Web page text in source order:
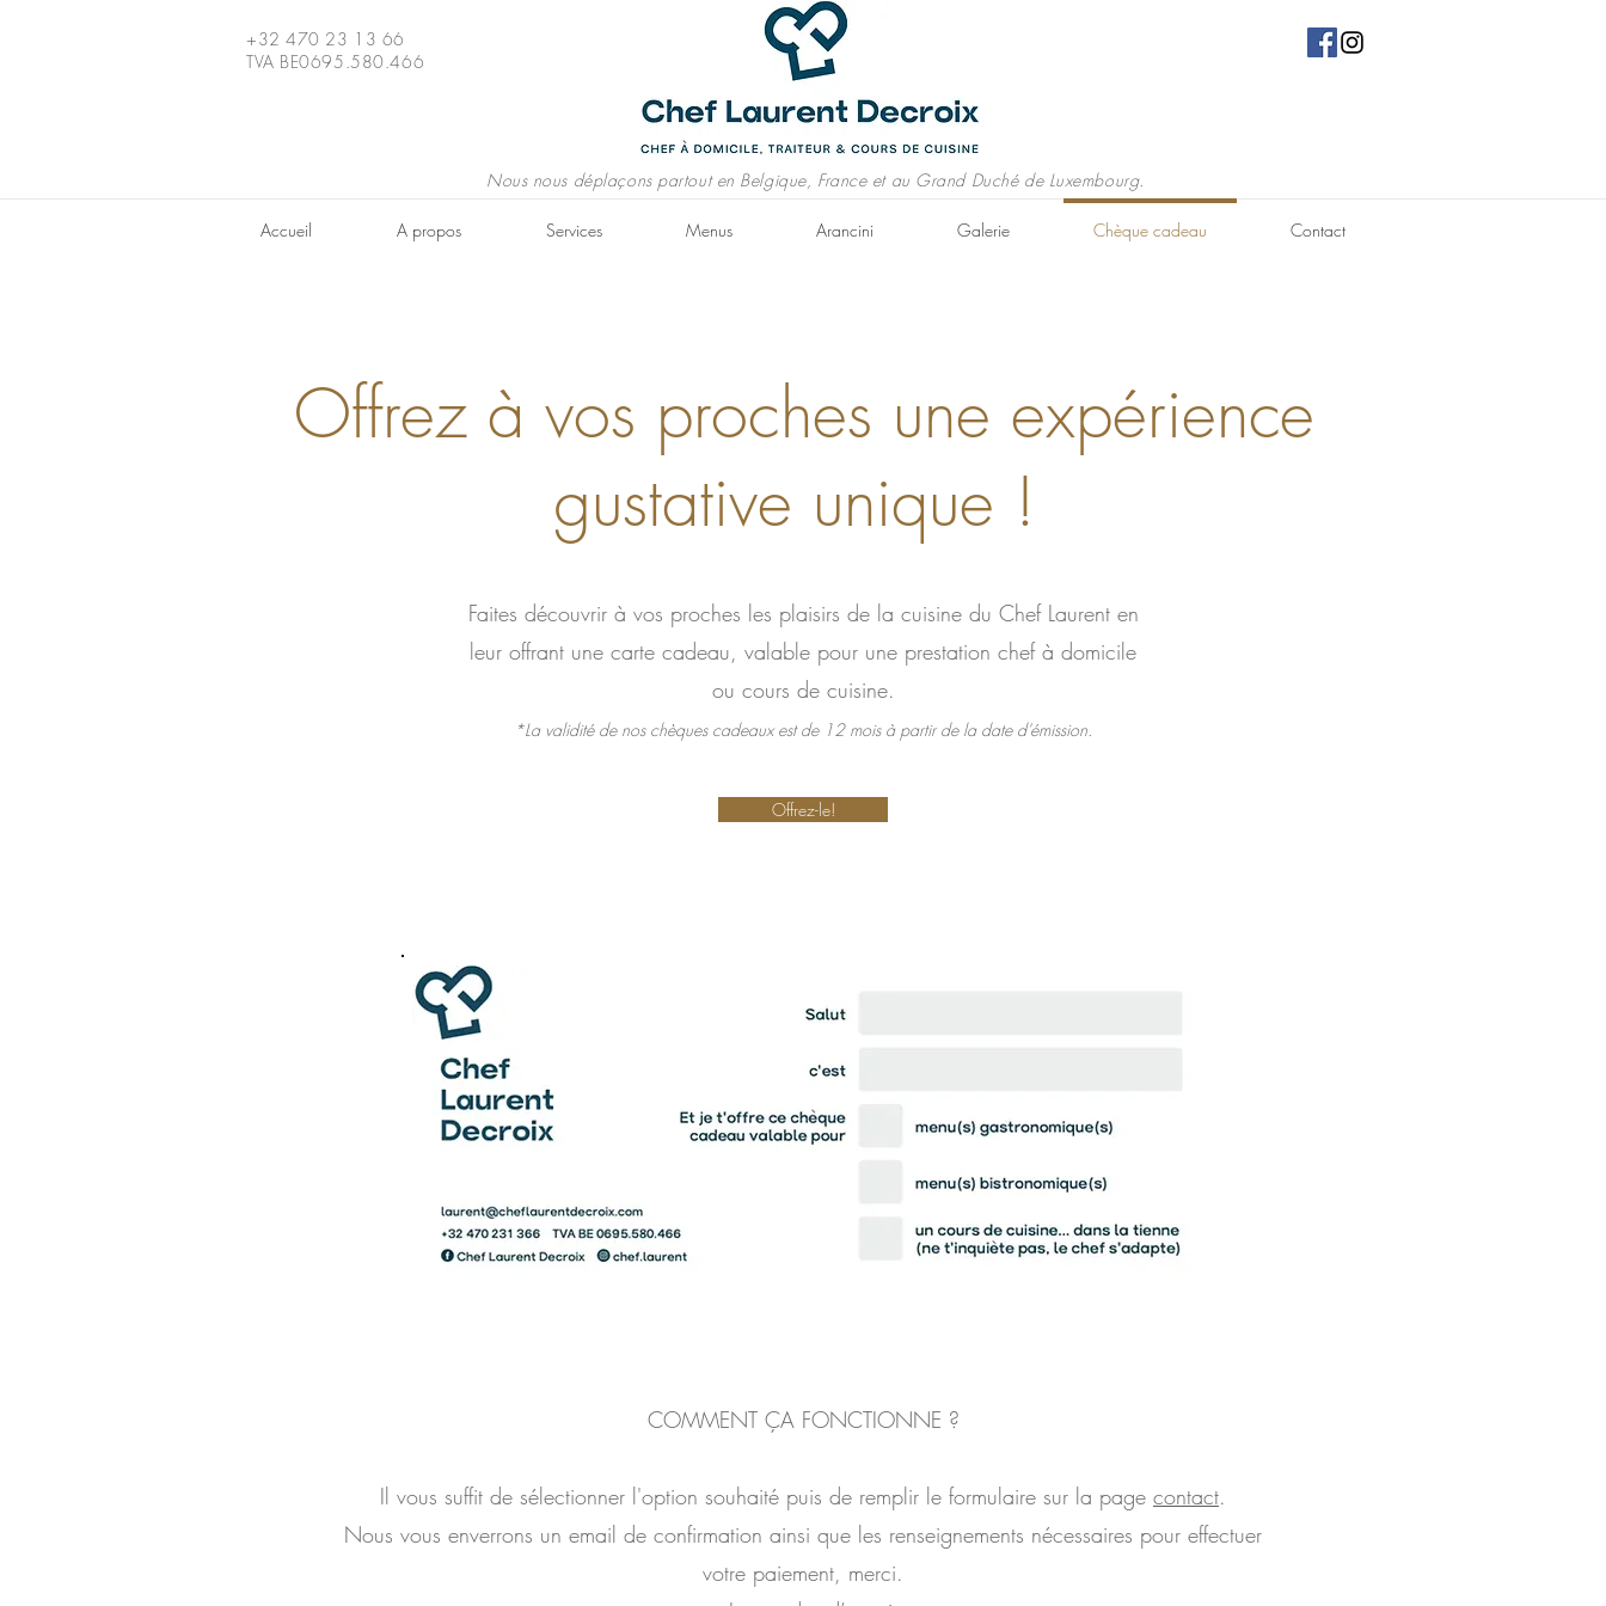
+32 470 23 13 66
TVA BE0695.580.466
Nous nous déplaçons partout en Belgique, France et au Grand Duché de Luxembourg.
Accueil A propos Services Menus Arancini Galerie Chèque cadeau Contact
Offrez à vos proches une expérience
gustative unique !
Faites découvrir à vos proches les plaisirs de la cuisine du Chef Laurent en
leur offrant une carte cadeau, valable pour une prestation chef à domicile
ou cours de cuisine.
*La validité de nos chèques cadeaux est de 12 mois à partir de la date d’émission.
Offrez-le!
COMMENT ÇA FONCTIONNE ?
Il vous suffit de sélectionner l'option souhaité puis de remplir le formulaire sur la page contact.
Nous vous enverrons un email de confirmation ainsi que les renseignements nécessaires pour effectuer
votre paiement, merci.